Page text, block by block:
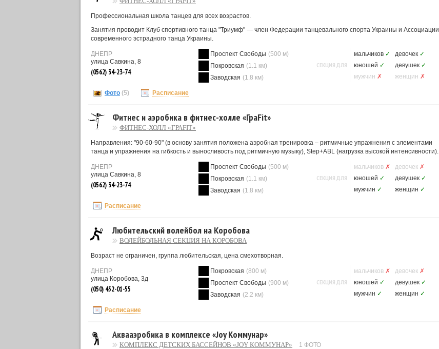
Профессиональная школа танцев для всех возрaстов.
Занятия проводит Клуб спортивного танца "Триумф" — член Федерации танцевального спорта Украины и Ассоциации
современного эстрадного танца Украины.
ДНЕПР
улица Савкина, 8
(0562) 34-23-74
Проспект Свободы (500 м)
Покровская (1.1 км)
Заводская (1.8 км)
СЕКЦИЯ ДЛЯ
мальчиков ✓ девочек ✓
юношей ✓ девушек ✓
мужчин ✗ женщин ✗
Фото (5) Расписание
Фитнес и аэробика в фитнес-холле «ГраFit»
ФИТНЕС-ХОЛЛ «ГРАFIT»
Направления: "90-60-90" (в основу занятия положена аэробная тренировка – ритмичные упражнения с элементами
танца и упражнения на гибкость и выносливость под ритмичную музыку), Step+ABL (нагрузка высокой интенсивности).
ДНЕПР
улица Савкина, 8
(0562) 34-23-74
Проспект Свободы (500 м)
Покровская (1.1 км)
Заводская (1.8 км)
СЕКЦИЯ ДЛЯ
мальчиков ✗ девочек ✗
юношей ✓ девушек ✓
мужчин ✓ женщин ✓
Расписание
Любительский волейбол на Коробова
ВОЛЕЙБОЛЬНАЯ СЕКЦИЯ НА КОРОБОВА
Возраст не ограничен, группа любительская, цена смехотворная.
ДНЕПР
улица Коробова, 3д
(050) 452-01-55
Покровская (800 м)
Проспект Свободы (900 м)
Заводская (2.2 км)
СЕКЦИЯ ДЛЯ
мальчиков ✗ девочек ✗
юношей ✓ девушек ✓
мужчин ✓ женщин ✓
Расписание
Аквааэробика в комплексе «Joy Коммунар»
КОМПЛЕКС ДЕТСКИХ БАССЕЙНОВ «JOY КОММУНАР»
1 ФОТО